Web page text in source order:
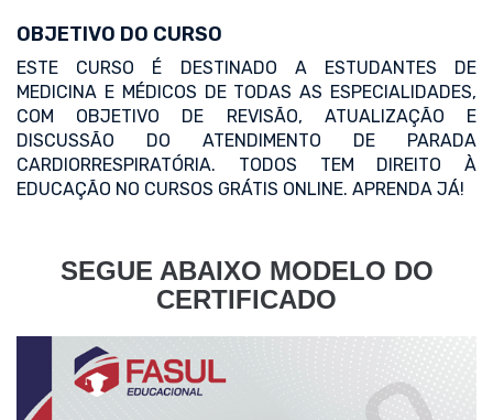
OBJETIVO DO CURSO
ESTE CURSO É DESTINADO A ESTUDANTES DE
MEDICINA E MÉDICOS DE TODAS AS ESPECIALIDADES,
COM OBJETIVO DE REVISÃO, ATUALIZAÇÃO E
DISCUSSÃO DO ATENDIMENTO DE PARADA
CARDIORRESPIRATÓRIA. TODOS TEM DIREITO À
EDUCAÇÃO NO CURSOS GRÁTIS ONLINE. APRENDA JÁ!
SEGUE ABAIXO MODELO DO
CERTIFICADO